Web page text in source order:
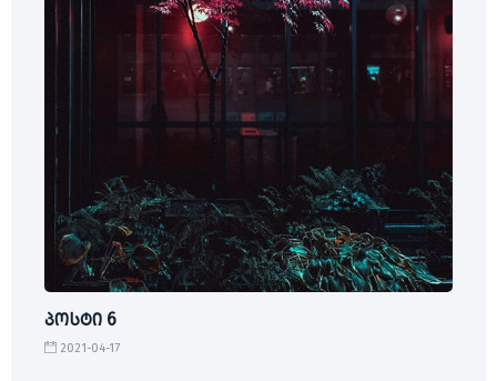
პოსტი 6
2021-04-17